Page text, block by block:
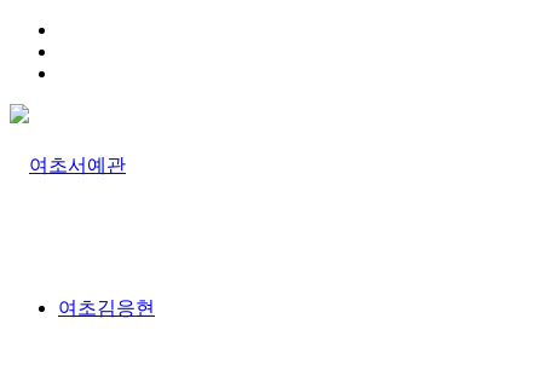
여초김응현